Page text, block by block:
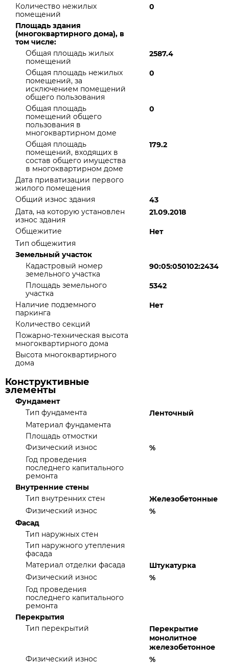
Количество нежилых
помещений
0
Площадь здания
(многоквартирного дома), в
том числе:
Общая площадь жилых
помещений
2587.4
Общая площадь нежилых
помещений, за
исключением помещений
общего пользования
0
Общая площадь
помещений общего
пользования в
многоквартирном доме
0
Общая площадь
помещений, входящих в
состав общего имущества
в многоквартирном доме
179.2
Дата приватизации первого
жилого помещения
Общий износ здания
43
Дата, на которую установлен
износ здания
21.09.2018
Общежитие
Нет
Тип общежития
Земельный участок
Кадастровый номер
земельного участка
90:05:050102:2434
Площадь земельного
участка
5342
Наличие подземного
паркинга
Нет
Количество секций
Пожарно-техническая высота
многоквартирного дома
Высота многоквартирного
дома
Конструктивные
элементы
Фундамент
Тип фундамента
Ленточный
Материал фундамента
Площадь отмостки
Физический износ
%
Год проведения
последнего капитального
ремонта
Внутренние стены
Тип внутренних стен
Железобетонные
Физический износ
%
Фасад
Тип наружных стен
Тип наружного утепления
фасада
Материал отделки фасада
Штукатурка
Физический износ
%
Год проведения
последнего капитального
ремонта
Перекрытия
Тип перекрытий
Перекрытие
монолитное
железобетонное
Физический износ
%